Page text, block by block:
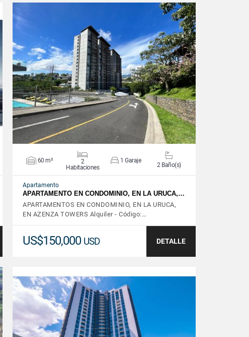
VER DETALLES
60 m²
2
Habitaciones
1 Garaje
2 Baño(s)
Apartamento
APARTAMENTO EN CONDOMINIO, EN LA URUCA,…
APARTAMENTOS EN CONDOMINIO, EN LA URUCA,
EN AZENZA TOWERS Alquiler - Código:…
US$150,000 USD DETALLE